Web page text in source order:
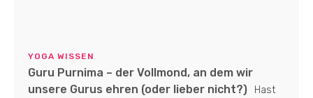
YOGA WISSEN
Guru Purnima – der Vollmond, an dem wir
unsere Gurus ehren (oder lieber nicht?)
Hast